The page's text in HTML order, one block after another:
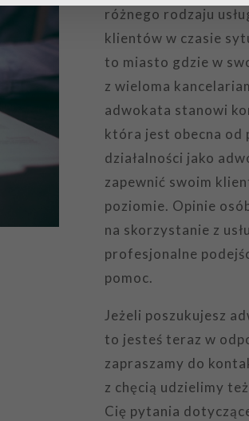
różnego rodzaju
klientów w czasie
to miasto gdzie w
z wieloma
adwokata stanowi
która jest obecna od
działalności jako
zapewnić swoim
poziomie. Opinie
na skorzystanie z
profesjonalne
pomoc.
Jeżeli poszukujesz
to jesteś teraz w
zapraszamy do
z chęcią udzielimy
Cię pytania